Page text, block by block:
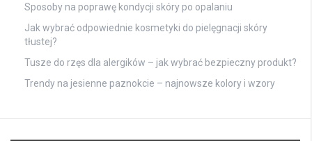
Sposoby na poprawę kondycji skóry po opalaniu
Jak wybrać odpowiednie kosmetyki do pielęgnacji skóry
tłustej?
Tusze do rzęs dla alergików – jak wybrać bezpieczny produkt?
Trendy na jesienne paznokcie – najnowsze kolory i wzory